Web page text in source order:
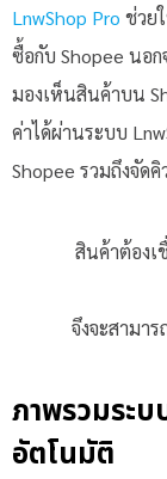
LnwShop Pro ช่วย
ซื้อกับ Shopee นอ
มองเห็นสินค้าบน
ค่าได้ผ่านระบบ
Shopee รวมถึงจัด
สินค้าต้องเ
จึงจะสามา
ภาพรวมระ
อัตโนมัติ